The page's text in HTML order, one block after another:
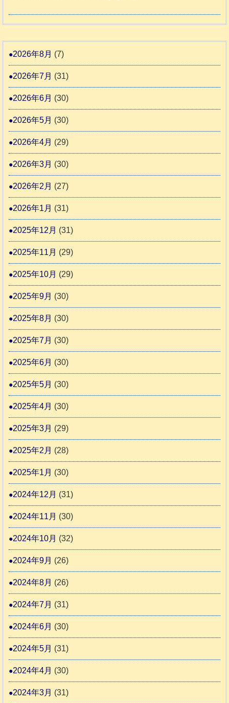
日
1
支
告
か
す
和
度
本
物
推
2026年8月 (7)
2026年7月 (31)
2026年6月 (30)
2026年5月 (30)
2026年4月 (29)
2026年3月 (30)
2026年2月 (27)
2026年1月 (31)
2025年12月 (31)
2025年11月 (29)
2025年10月 (29)
2025年9月 (30)
2025年8月 (30)
2025年7月 (30)
2025年6月 (30)
2025年5月 (30)
2025年4月 (30)
2025年3月 (29)
2025年2月 (28)
2025年1月 (30)
2024年12月 (31)
2024年11月 (30)
2024年10月 (32)
2024年9月 (26)
2024年8月 (26)
2024年7月 (31)
2024年6月 (30)
2024年5月 (31)
2024年4月 (30)
2024年3月 (31)